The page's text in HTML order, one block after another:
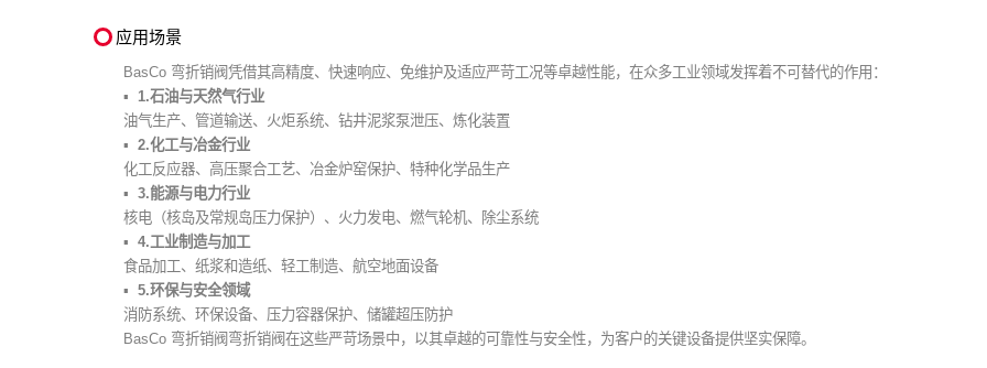
应用场景
BasCo 弯折销阀凭借其高精度、快速响应、免维护及适应严苛工况等卓越性能，在众多工业领域发挥着不可替代的作用：
1.石油与天然气行业
油气生产、管道输送、火炬系统、钻井泥浆泵泄压、炼化装置
2.化工与冶金行业
化工反应器、高压聚合工艺、冶金炉窑保护、特种化学品生产
3.能源与电力行业
核电（核岛及常规岛压力保护）、火力发电、燃气轮机、除尘系统
4.工业制造与加工
食品加工、纸浆和造纸、轻工制造、航空地面设备
5.环保与安全领域
消防系统、环保设备、压力容器保护、储罐超压防护
BasCo 弯折销阀弯折销阀在这些严苛场景中，以其卓越的可靠性与安全性，为客户的关键设备提供坚实保障。